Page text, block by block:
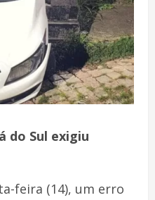
do Sul exigiu
feira (14), um erro